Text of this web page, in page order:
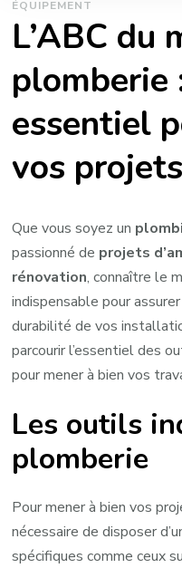
ÉQUIPEMENT
L’ABC du
plomberie
essentiel
vos projets
Que vous soyez un
passionné de projets
rénovation, connaître le
indispensable pour
durabilité de vos
parcourir l’essentiel des
pour mener à bien vos
Les outils
plomberie
Pour mener à bien vos
nécessaire de disposer
spécifiques comme ceux